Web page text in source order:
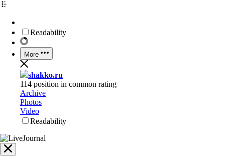
Readability
More
shakko.ru
114 position in common rating
Archive
Photos
Video
Readability